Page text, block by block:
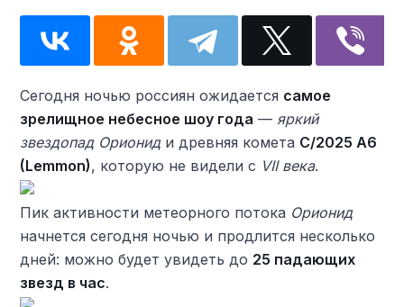
Сегодня ночью россиян ожидается самое
зрелищное небесное шоу года —яркий
звездопад Ориониди древняя комета C/2025 A6
(Lemmon), которую не видели с VII века.
Пик активности метеорного потока Орионид
начнется сегодня ночью и продлится несколько
дней: можно будет увидеть до 25 падающих
звезд в час.